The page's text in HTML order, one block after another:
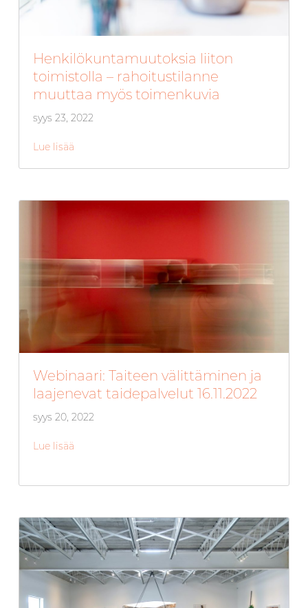
Henkilökuntamuutoksia liiton
toimistolla – rahoitustilanne
muuttaa myös toimenkuvia
syys 23, 2022
Lue lisää
Webinaari: Taiteen välittäminen ja
laajenevat taidepalvelut 16.11.2022
syys 20, 2022
Lue lisää